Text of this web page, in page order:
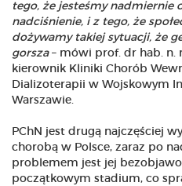
tego, że jesteśmy nadmiernie
nadciśnienie, i z tego, że
dożywamy takiej sytuacji, że
gorsza– mówi prof. dr hab. n.
kierownik Kliniki Chorób
Dializoterapii w Wojskowym
Warszawie.
PChN jest drugą najczęściej
chorobą w Polsce, zaraz po
problemem jest jej
początkowym stadium, co